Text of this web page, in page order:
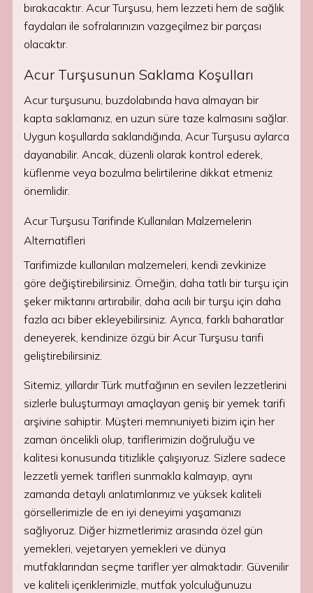
bırakacaktır. Acur Turşusu, hem lezzeti hem de sağlık
faydaları ile sofralarınızın vazgeçilmez bir parçası
olacaktır.
Acur Turşusunun Saklama Koşulları
Acur turşusunu, buzdolabında hava almayan bir
kapta saklamanız, en uzun süre taze kalmasını sağlar.
Uygun koşullarda saklandığında, Acur Turşusu aylarca
dayanabilir. Ancak, düzenli olarak kontrol ederek,
küflenme veya bozulma belirtilerine dikkat etmeniz
önemlidir.
Acur Turşusu Tarifinde Kullanılan Malzemelerin
Alternatifleri
Tarifimizde kullanılan malzemeleri, kendi zevkinize
göre değiştirebilirsiniz. Örneğin, daha tatlı bir turşu için
şeker miktarını artırabilir, daha acılı bir turşu için daha
fazla acı biber ekleyebilirsiniz. Ayrıca, farklı baharatlar
deneyerek, kendinize özgü bir Acur Turşusu tarifi
geliştirebilirsiniz.
Sitemiz, yıllardır Türk mutfağının en sevilen lezzetlerini
sizlerle buluşturmayı amaçlayan geniş bir yemek tarifi
arşivine sahiptir. Müşteri memnuniyeti bizim için her
zaman öncelikli olup, tariflerimizin doğruluğu ve
kalitesi konusunda titizlikle çalışıyoruz. Sizlere sadece
lezzetli yemek tarifleri sunmakla kalmayıp, aynı
zamanda detaylı anlatımlarımız ve yüksek kaliteli
görsellerimizle de en iyi deneyimi yaşamanızı
sağlıyoruz. Diğer hizmetlerimiz arasında özel gün
yemekleri, vejetaryen yemekleri ve dünya
mutfaklarından seçme tarifler yer almaktadır. Güvenilir
ve kaliteli içeriklerimizle, mutfak yolculuğunuzu